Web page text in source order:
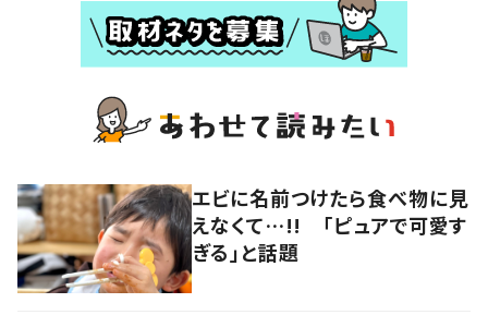
エビに名前つけたら食べ物に見
えなくて…!! 「ピュアで可愛す
ぎる」と話題